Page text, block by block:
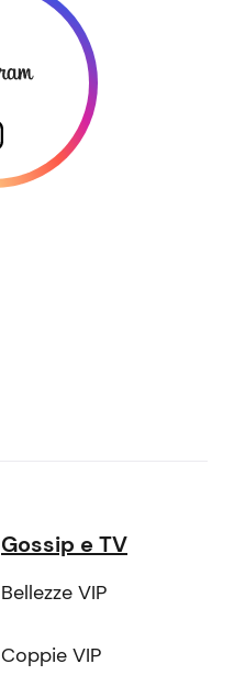
Gossip e TV
Bellezze VIP
Coppie VIP